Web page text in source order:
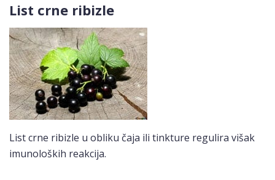
List crne ribizle
List crne ribizle u obliku čaja ili tinkture regulira višak
imunoloških reakcija.